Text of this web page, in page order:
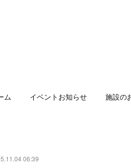
ム イベントお知らせ 施設の
06:39